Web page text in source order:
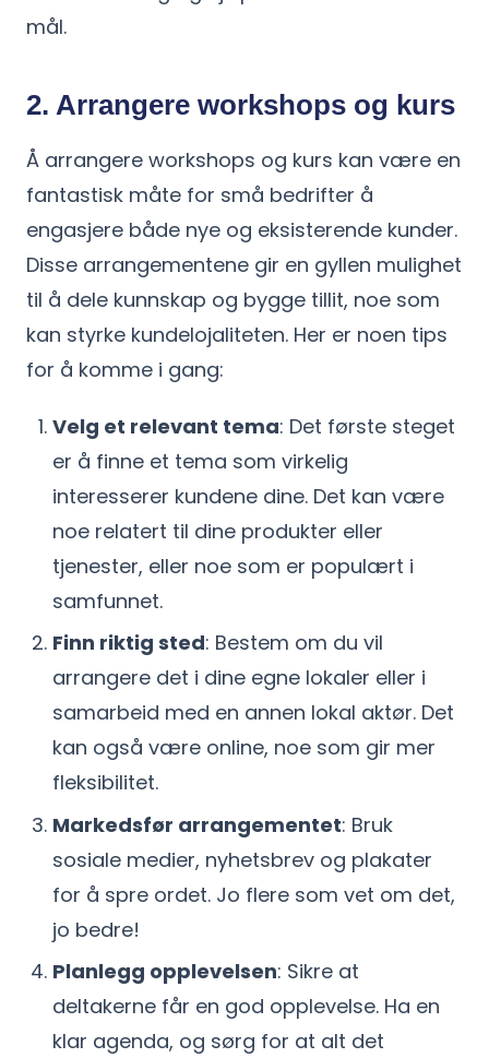
mål.
2. Arrangere workshops og kurs
Å arrangere workshops og kurs kan være en
fantastisk måte for små bedrifter å
engasjere både nye og eksisterende kunder.
Disse arrangementene gir en gyllen mulighet
til å dele kunnskap og bygge tillit, noe som
kan styrke kundelojaliteten. Her er noen tips
for å komme i gang:
Velg et relevant tema: Det første steget
er å finne et tema som virkelig
interesserer kundene dine. Det kan være
noe relatert til dine produkter eller
tjenester, eller noe som er populært i
samfunnet.
Finn riktig sted: Bestem om du vil
arrangere det i dine egne lokaler eller i
samarbeid med en annen lokal aktør. Det
kan også være online, noe som gir mer
fleksibilitet.
Markedsfør arrangementet: Bruk
sosiale medier, nyhetsbrev og plakater
for å spre ordet. Jo flere som vet om det,
jo bedre!
Planlegg opplevelsen: Sikre at
deltakerne får en god opplevelse. Ha en
klar agenda, og sørg for at alt det